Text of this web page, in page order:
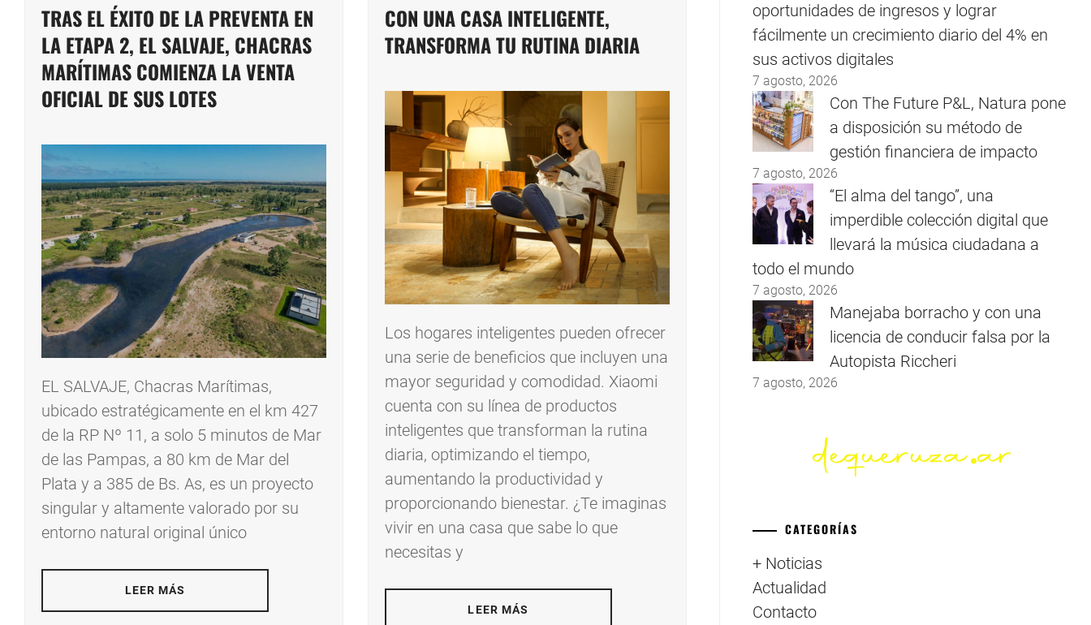
TRAS EL ÉXITO DE LA PREVENTA EN
LA ETAPA 2, EL SALVAJE, CHACRAS
MARÍTIMAS COMIENZA LA VENTA
OFICIAL DE SUS LOTES
EL SALVAJE, Chacras Marítimas,
ubicado estratégicamente en el km 427
de la RP Nº 11, a solo 5 minutos de Mar
de las Pampas, a 80 km de Mar del
Plata y a 385 de Bs. As, es un proyecto
singular y altamente valorado por su
entorno natural original único
LEER MÁS
CON UNA CASA INTELIGENTE,
TRANSFORMA TU RUTINA DIARIA
Los hogares inteligentes pueden ofrecer
una serie de beneficios que incluyen una
mayor seguridad y comodidad. Xiaomi
cuenta con su línea de productos
inteligentes que transforman la rutina
diaria, optimizando el tiempo,
aumentando la productividad y
proporcionando bienestar. ¿Te imaginas
vivir en una casa que sabe lo que
necesitas y
LEER MÁS
oportunidades de ingresos y lograr
fácilmente un crecimiento diario del 4% en
sus activos digitales
7 agosto, 2026
Con The Future P&L, Natura pone
a disposición su método de
gestión financiera de impacto
7 agosto, 2026
“El alma del tango”, una
imperdible colección digital que
llevará la música ciudadana a
todo el mundo
7 agosto, 2026
Manejaba borracho y con una
licencia de conducir falsa por la
Autopista Riccheri
7 agosto, 2026
CATEGORÍAS
+ Noticias
Actualidad
Contacto